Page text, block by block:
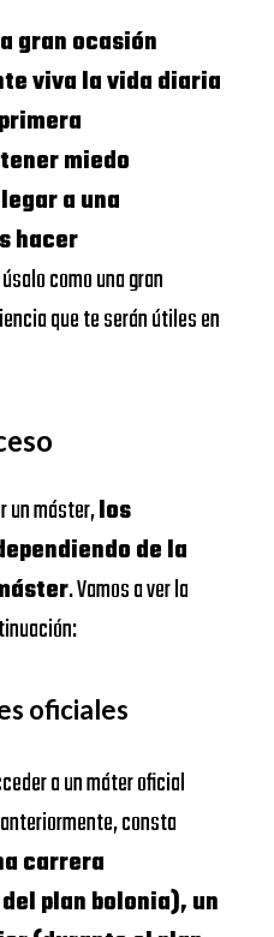
gran ocasión
viva la vida diaria
miedo
a una
hacer
como una gran
que te serán útiles en
un máster,los
de la
. Vamos a ver la
oficiales
a un máter oficial
consta
carrera
plan bolonia), un